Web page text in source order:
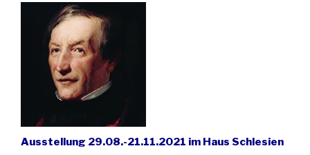
Ausstellung 29.08.-21.11.2021 im Haus Schlesien